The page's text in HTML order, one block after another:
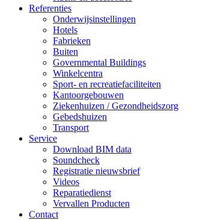
Referenties
Onderwijsinstellingen
Hotels
Fabrieken
Buiten
Governmental Buildings
Winkelcentra
Sport- en recreatiefaciliteiten
Kantoorgebouwen
Ziekenhuizen / Gezondheidszorg
Gebedshuizen
Transport
Service
Download BIM data
Soundcheck
Registratie nieuwsbrief
Videos
Reparatiedienst
Vervallen Producten
Contact